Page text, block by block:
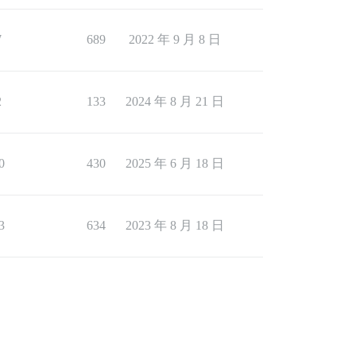
689 2022 年 9 月 8 日
133 2024 年 8 月 21 日
430 2025 年 6 月 18 日
634 2023 年 8 月 18 日